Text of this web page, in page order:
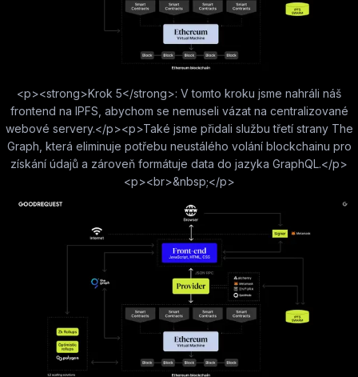
<p><strong>Krok 5</strong>: V tomto kroku jsme nahráli náš
frontend na IPFS, abychom se nemuseli vázat na centralizované
webové servery.</p><p>Také jsme přidali službu třetí strany The
Graph, která eliminuje potřebu neustálého volání blockchainu pro
získání údajů a zároveň formátuje data do jazyka GraphQL.</p>
<p><br>&nbsp;</p>